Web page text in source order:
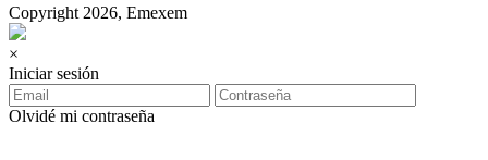
Copyright 2026, Emexem
×
Iniciar sesión
Olvidé mi contraseña